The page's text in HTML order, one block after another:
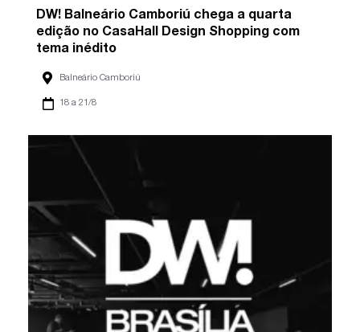
DW! Balneário Camboriú chega a quarta
edição no CasaHall Design Shopping com
tema inédito
Balneário Camboriú
18 a 21/8